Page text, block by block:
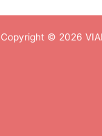
Copyright © 2026